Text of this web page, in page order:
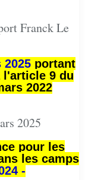
Franck Le
2025portant
l'article 9 du
2022
2025
pour les
les camps
-